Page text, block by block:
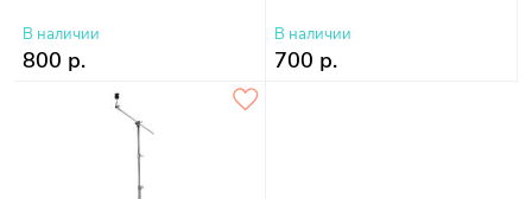
В наличии
800 р.
В наличии
700 р.